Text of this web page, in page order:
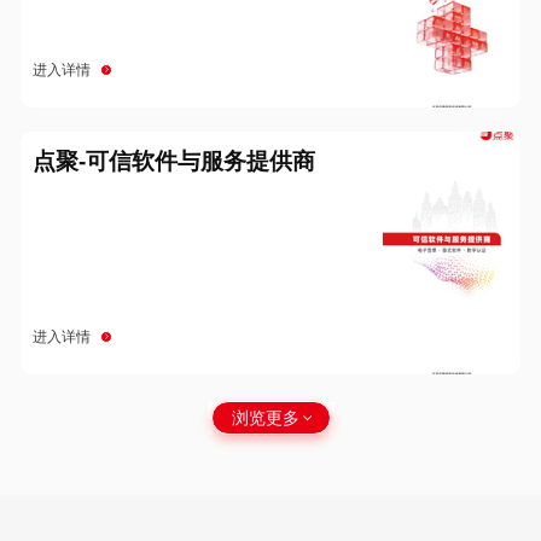
进入详情
点聚-可信软件与服务提供商
进入详情
浏览更多